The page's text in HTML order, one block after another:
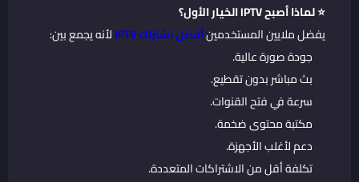
⭐ لماذا أصبح IPTV الخيار الأول؟
يفضل ملايين المستخدمينأفضل اشتراك IPTV
لأنه يجمع بين:
جودة صورة عالية.
بث مباشر بدون تقطيع.
سرعة في فتح القنوات.
مكتبة محتوى ضخمة.
دعم لأغلب الأجهزة.
تكلفة أقل من الاشتراكات المتعددة.